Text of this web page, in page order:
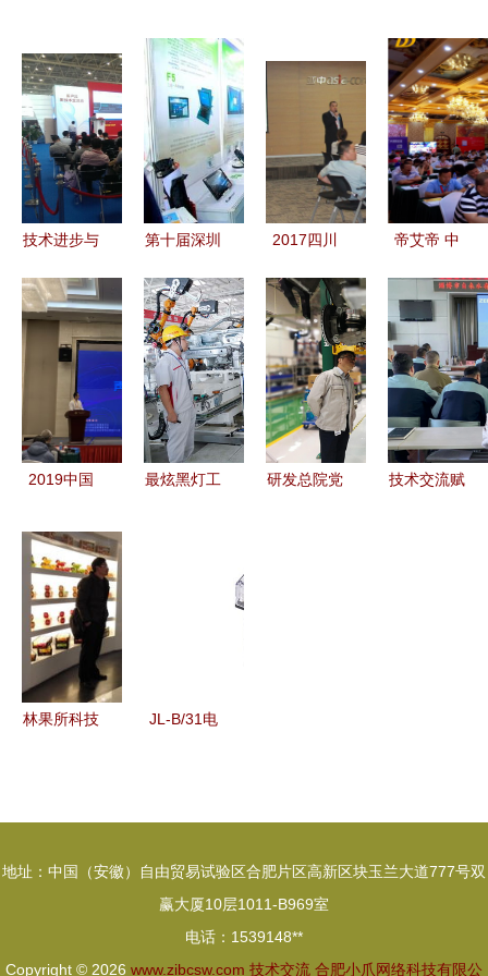
技术进步与
记“第二十
三届中国国
际专业音响
灯光乐器及
技术展览
会”技术交
第十届深圳
新交流会圆
满落幕 技
术与前瞻思
维的交锋
2017四川
化用户技术
交流会 技
术交流促发
展
帝艾帝 中
新产品、新
技术研讨交
流会（成都
站）技术交
流圆满成功
2019中国
频技术交流
峰会成功召
开 近百位
专家学者共
话声频未来
最炫黑灯工
研发总院党
技术交流赋
林果所科技
JL-B/31电
技
地址：中国（安徽）自由贸易试验区合肥片区高新区块玉兰大道777号双
赢大厦10层1011-B969室
电话：1539148**
Copyright © 2026 www.zibcsw.com 技术交流 合肥小爪网络科技有限公